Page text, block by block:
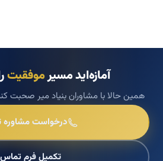
آمازه‌اید مسیرموفقیت
همین حالا با مشاوران بنیاد میر صحبت
درخواست مشاوره
تکمیل فرم تماس